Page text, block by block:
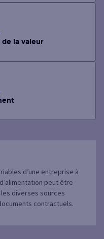
la valeur
d’une entreprise à
peut être
diverses sources
contractuels.